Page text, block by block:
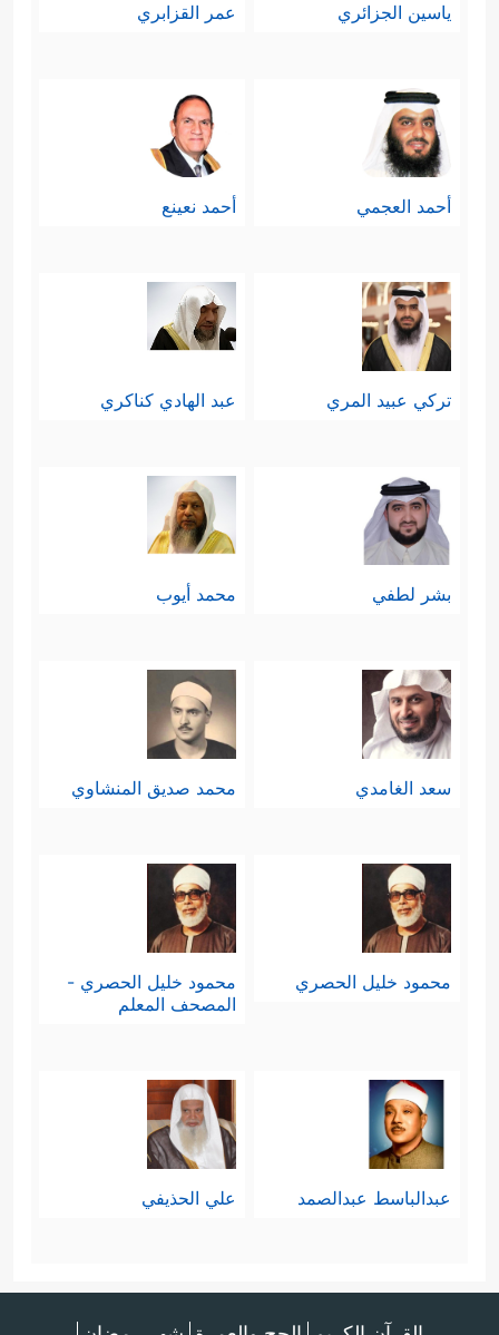
ياسين الجزائري عمر القزابري
أحمد العجمي أحمد نعينع
تركي عبيد المري عبد الهادي كناكري
بشر لطفي محمد أيوب
سعد الغامدي محمد صديق المنشاوي
محمود خليل الحصري
محمود خليل الحصري -
المصحف المعلم
عبدالباسط عبدالصمد علي الحذيفي